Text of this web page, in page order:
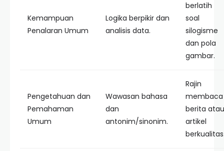
Kemampuan
Penalaran Umum
Logika berpikir dan
analisis data.
berlatih
soal
silogisme
dan pola
gambar.
Pengetahuan dan
Pemahaman
Umum
Wawasan bahasa
dan
antonim/sinonim.
Rajin
membaca
berita atau
artikel